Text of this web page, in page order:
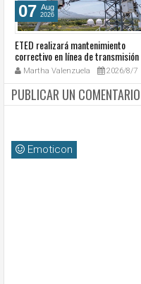
07 Aug
2026
ETED realizará mantenimiento
correctivo en línea de
la región Sur
Martha Valenzuela 2026/8/7
PUBLICAR UN COMENTARIO
Emoticon